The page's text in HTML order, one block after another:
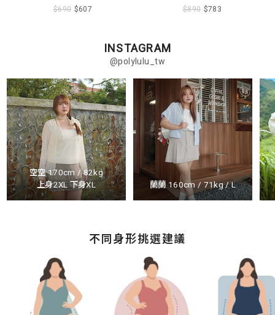
$690 $607
$890 $783
INSTAGRAM
@polylulu_tw
空空 170cm / 82kg
上身2XL 下身XL
蘭蘭 160cm / 71kg / L
不同身形挑選建議